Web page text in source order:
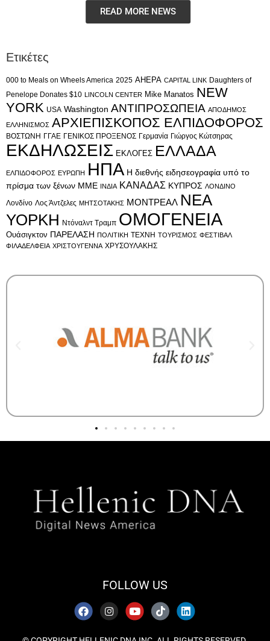
READ MORE NEWS
Ετικέτες
000 to Meals on Wheels America 2025 AHEPA CAPITAL LINK Daughters of
Penelope Donates $10 LINCOLN CENTER Mike Manatos NEW
YORK USA Washington ΑΝΤΙΠΡΟΣΩΠΕΙΑ ΑΠΟΔΗΜΟΣ
ΕΛΛΗΝΙΣΜΟΣ ΑΡΧΙΕΠΙΣΚΟΠΟΣ ΕΛΠΙΔΟΦΟΡΟΣ
ΒΟΣΤΩΝΗ ΓΓΑΕ ΓΕΝΙΚΟΣ ΠΡΟΞΕΝΟΣ Γερμανία Γιώργος Κώτσηρας
ΕΚΔΗΛΩΣΕΙΣ ΕΚΛΟΓΕΣ ΕΛΛΑΔΑ
ΕΛΠΙΔΟΦΟΡΟΣ ΕΥΡΩΠΗ ΗΠΑ Η διεθνής ειδησεογραφία υπό το
πρίσμα των ξένων ΜΜΕ
ΙΝΔΙΑ ΚΑΝΑΔΑΣ ΚΥΠΡΟΣ ΛΟΝΔΙΝΟ
Λονδίνο Λος Άντζελες ΜΗΤΣΟΤΑΚΗΣ ΜΟΝΤΡΕΑΛ ΝΕΑ
ΥΟΡΚΗ Ντόναλντ Τραμπ ΟΜΟΓΕΝΕΙΑ
Ουάσιγκτον ΠΑΡΕΛΑΣΗ ΠΟΛΙΤΙΚΗ ΤΕΧΝΗ ΤΟΥΡΙΣΜΟΣ ΦΕΣΤΙΒΑΛ
ΦΙΛΑΔΕΛΦΕΙΑ ΧΡΙΣΤΟΥΓΕΝΝΑ ΧΡΥΣΟΥΛΑΚΗΣ
FOLLOW US